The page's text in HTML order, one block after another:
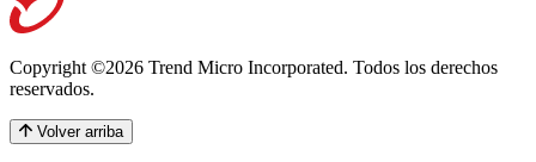
Copyright ©2026 Trend Micro Incorporated. Todos los derechos
reservados.
Volver arriba